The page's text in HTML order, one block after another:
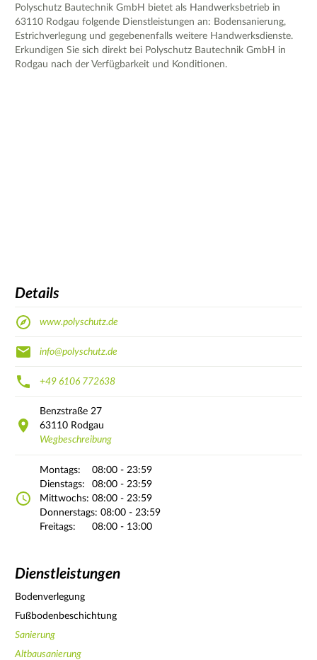
Polyschutz Bautechnik GmbH bietet als Handwerksbetrieb in
63110 Rodgau folgende Dienstleistungen an: Bodensanierung,
Estrichverlegung und gegebenenfalls weitere Handwerksdienste.
Erkundigen Sie sich direkt bei Polyschutz Bautechnik GmbH in
Rodgau nach der Verfügbarkeit und Konditionen.
Details
www.polyschutz.de
info@polyschutz.de
+49 6106 772638
Benzstraße 27
63110 Rodgau
Wegbeschreibung
Montags:
08:00 - 23:59
Dienstags:
08:00 - 23:59
Mittwochs: 08:00 - 23:59
Donnerstags: 08:00 - 23:59
Freitags:
08:00 - 13:00
Dienstleistungen
Bodenverlegung
Fußbodenbeschichtung
Sanierung
Altbausanierung